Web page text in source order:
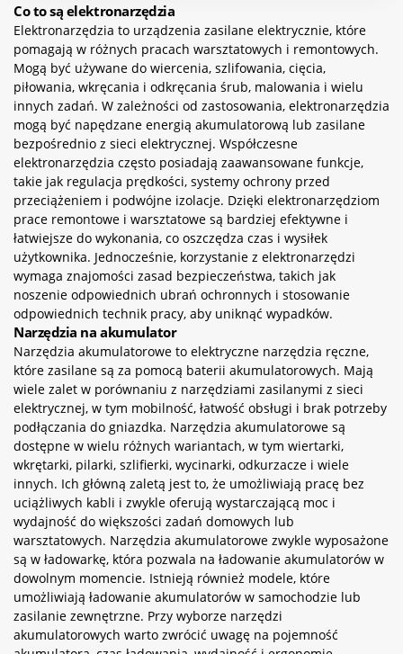
Co to są elektronarzędzia
Elektronarzędzia to urządzenia zasilane elektrycznie, które
pomagają w różnych pracach warsztatowych i remontowych.
Mogą być używane do wiercenia, szlifowania, cięcia,
piłowania, wkręcania i odkręcania śrub, malowania i wielu
innych zadań. W zależności od zastosowania, elektronarzędzia
mogą być napędzane energią akumulatorową lub zasilane
bezpośrednio z sieci elektrycznej. Współczesne
elektronarzędzia często posiadają zaawansowane funkcje,
takie jak regulacja prędkości, systemy ochrony przed
przeciążeniem i podwójne izolacje. Dzięki elektronarzędziom
prace remontowe i warsztatowe są bardziej efektywne i
łatwiejsze do wykonania, co oszczędza czas i wysiłek
użytkownika. Jednocześnie, korzystanie z elektronarzędzi
wymaga znajomości zasad bezpieczeństwa, takich jak
noszenie odpowiednich ubrań ochronnych i stosowanie
odpowiednich technik pracy, aby uniknąć wypadków.
Narzędzia na akumulator
Narzędzia akumulatorowe to elektryczne narzędzia ręczne,
które zasilane są za pomocą baterii akumulatorowych. Mają
wiele zalet w porównaniu z narzędziami zasilanymi z sieci
elektrycznej, w tym mobilność, łatwość obsługi i brak potrzeby
podłączania do gniazdka. Narzędzia akumulatorowe są
dostępne w wielu różnych wariantach, w tym wiertarki,
wkrętarki, pilarki, szlifierki, wycinarki, odkurzacze i wiele
innych. Ich główną zaletą jest to, że umożliwiają pracę bez
uciążliwych kabli i zwykle oferują wystarczającą moc i
wydajność do większości zadań domowych lub
warsztatowych. Narzędzia akumulatorowe zwykle wyposażone
są w ładowarkę, która pozwala na ładowanie akumulatorów w
dowolnym momencie. Istnieją również modele, które
umożliwiają ładowanie akumulatorów w samochodzie lub
zasilanie zewnętrzne. Przy wyborze narzędzi
akumulatorowych warto zwrócić uwagę na pojemność